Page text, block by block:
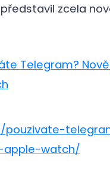
zcela
Telegram?
apple-watch/